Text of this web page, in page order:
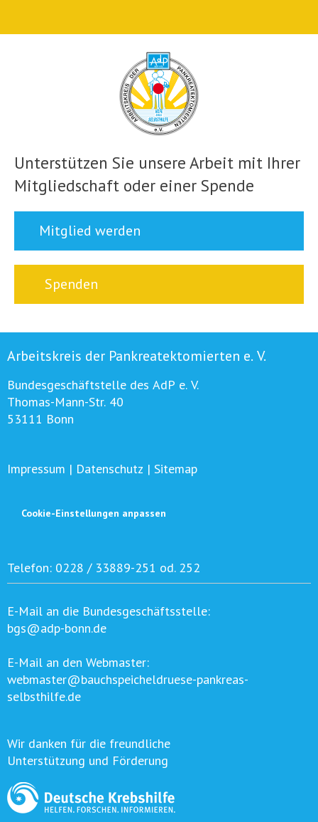
Unterstützen Sie unsere Arbeit mit Ihrer
Mitgliedschaft oder einer Spende
Mitglied werden
Spenden
Arbeitskreis der Pankreatektomierten e. V.
Bundesgeschäftstelle des AdP e. V.
Thomas-Mann-Str. 40
53111 Bonn
Impressum | Datenschutz | Sitemap
Cookie-Einstellungen anpassen
Telefon: 0228 / 33889-251 od. 252
E-Mail an die Bundesgeschäftsstelle:
bgs@adp-bonn.de
E-Mail an den Webmaster:
webmaster@bauchspeicheldruese-pankreas-
selbsthilfe.de
Wir danken für die freundliche
Unterstützung und Förderung